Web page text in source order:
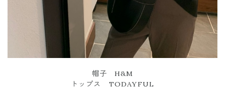
帽子 H&M
トップス TODAYFUL